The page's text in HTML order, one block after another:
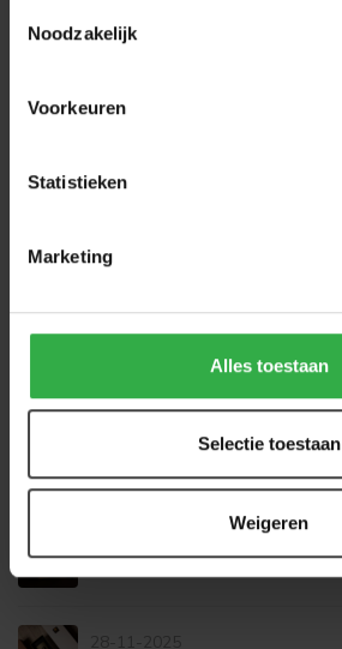
Noodzakelijk
Voorkeuren
Statistieken
Marketing
Alles toestaan
Selectie toestaan
Weigeren
Recente artikelen
Anodic Brown meubels: de
moment
13-02-2026
Woood Mid Season Sale | Tot
Meubels | De Woon Winkel
Coastal Dreams: haal de rust
Cadeaus voor de
28-11-2025